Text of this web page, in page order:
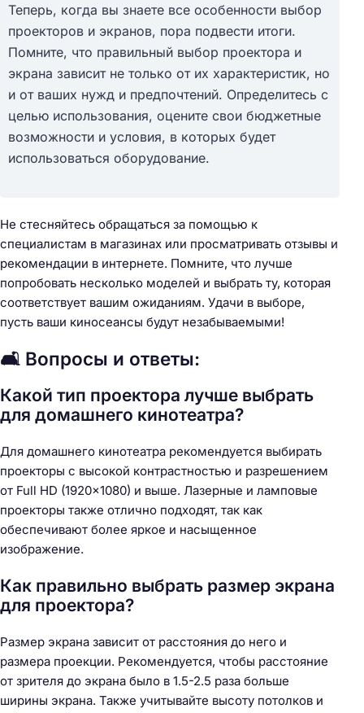
Теперь, когда вы знаете все особенности выбор
проекторов и экранов, пора подвести итоги.
Помните, что правильный выбор проектора и
экрана зависит не только от их характеристик, но
и от ваших нужд и предпочтений. Определитесь с
целью использования, оцените свои бюджетные
возможности и условия, в которых будет
использоваться оборудование.
Не стесняйтесь обращаться за помощью к
специалистам в магазинах или просматривать отзывы и
рекомендации в интернете. Помните, что лучше
попробовать несколько моделей и выбрать ту, которая
соответствует вашим ожиданиям. Удачи в выборе,
пусть ваши киносеансы будут незабываемыми!
🛋️ Вопросы и ответы:
Какой тип проектора лучше выбрать
для домашнего кинотеатра?
Для домашнего кинотеатра рекомендуется выбирать
проекторы с высокой контрастностью и разрешением
от Full HD (1920×1080) и выше. Лазерные и ламповые
проекторы также отлично подходят, так как
обеспечивают более яркое и насыщенное
изображение.
Как правильно выбрать размер экрана
для проектора?
Размер экрана зависит от расстояния до него и
размера проекции. Рекомендуется, чтобы расстояние
от зрителя до экрана было в 1.5-2.5 раза больше
ширины экрана. Также учитывайте высоту потолков и